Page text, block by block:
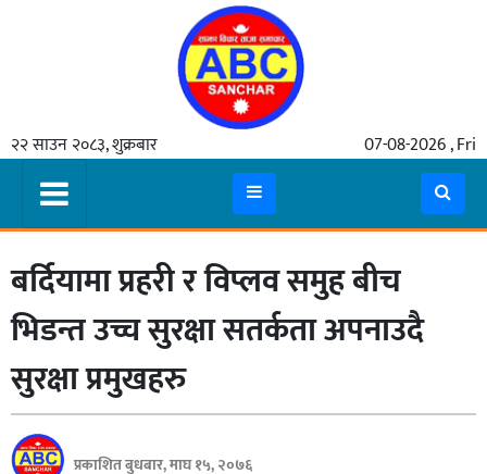
२२ साउन २०८३, शुक्रबार 07-08-2026 , Fri
समाचार
मुख्य
समाचार
कुटनीती
अर्थ
रसरङ्ग
यौन/
स्वास्थ्य
बर्दियामा प्रहरी र विप्लव समुह बीच
भिडन्त उच्च सुरक्षा सतर्कता अपनाउदै
सुरक्षा प्रमुखहरु
प्रकाशित बुधबार, माघ १५, २०७६